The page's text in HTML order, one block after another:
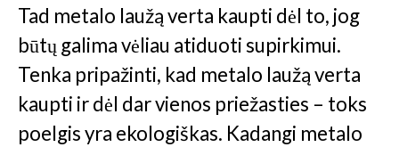
Tad metalo laužą verta kaupti dėl to, jog
būtų galima vėliau atiduoti supirkimui.
Tenka pripažinti, kad metalo laužą verta
kaupti ir dėl dar vienos priežasties – toks
poelgis yra ekologiškas. Kadangi metalo